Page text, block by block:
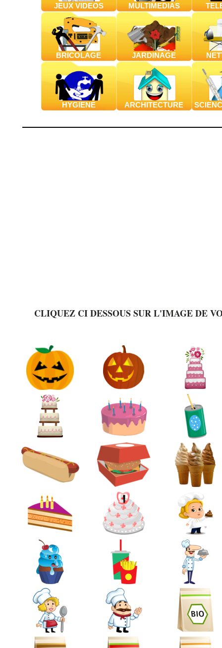
JEUX VIDEOS MULTIMEDIAS
BRICOLAGE JARDINAGE
HYGIENE ARCHITECTURE
CLIQUEZ CI DESSOUS SUR L'IMAGE DE